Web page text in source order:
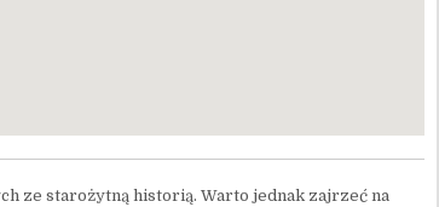
ze starożytną historią. Warto jednak zajrzeć na